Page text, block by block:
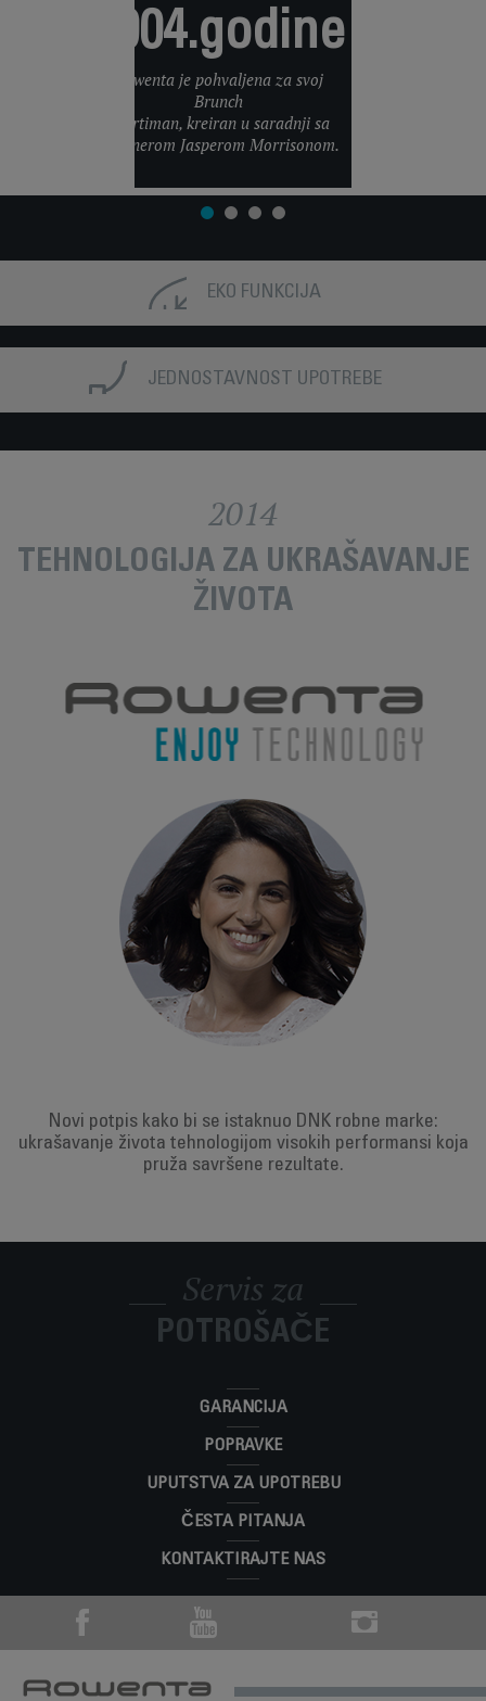
2004.godine
Rowenta je pohvaljena za svoj
Brunch
asortiman, kreiran u saradnji sa
dizajnerom Jasperom Morrisonom.
EKO FUNKCIJA
JEDNOSTAVNOST UPOTREBE
2014
TEHNOLOGIJA ZA UKRAŠAVANJE
ŽIVOTA
Novi potpis kako bi se istaknuo DNK robne marke:
ukrašavanje života tehnologijom visokih performansi koja
pruža savršene rezultate.
Servis za
POTROŠAČE
GARANCIJA
POPRAVKE
UPUTSTVA ZA UPOTREBU
ČESTA PITANJA
KONTAKTIRAJTE NAS